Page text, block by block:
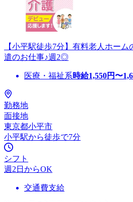
【小平駅徒歩7分】有料老人ホー
遣のお仕事♪週2◎
医療・福祉系時給1,550円〜
勤務地
面接地
東京都小平市
小平駅から徒歩で7分
シフト
週2日からOK
交通費支給